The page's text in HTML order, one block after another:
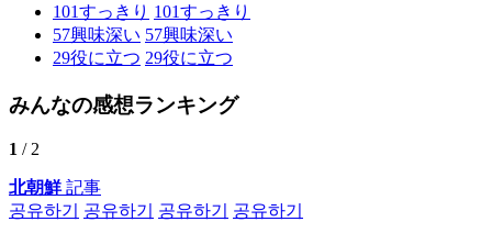
101すっきり 101すっきり
57興味深い 57興味深い
29役に立つ 29役に立つ
みんなの感想ランキング
1 / 2
北朝鮮記事
공유하기
공유하기 공유하기 공유하기